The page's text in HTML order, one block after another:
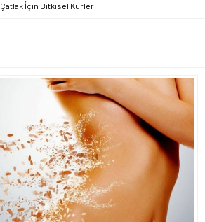
Çatlak İçin Bitkisel Kürler